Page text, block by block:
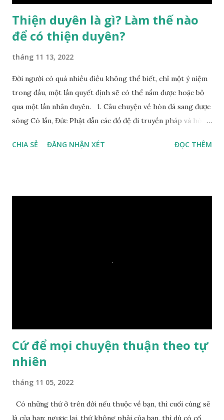
Thiện duyên là gì? Làm thế nào
để có thiện duyên?
tháng 11 13, 2022
Đời người có quá nhiều điều không thể biết, chỉ một ý niệm
trong đầu, một lần quyết định sẽ có thể nắm được hoặc bỏ
qua một lần nhân duyên. 1. Câu chuyện về hòn đá sang được
sông Có lần, Đức Phật dẫn các đồ đệ đi truyền pháp và hóa
Phật hỏi các đồ đệ rằng: – Bây giờ nếu ta ném hòn đá này
một giọt nước nào mà lại còn có thể đi qua sông? Các đệ tử
CHIA SẺ ĐĂNG NHẬN XÉT ĐỌC THÊM
Cứ để mọi chuyện thuận theo tự
nhiên
tháng 11 05, 2022
Có những thứ ở trên đời nếu thuộc về bạn, thì cuối cùng sẽ
là của bạn; ngược lại, thứ không phải của bạn, thì dù có cố